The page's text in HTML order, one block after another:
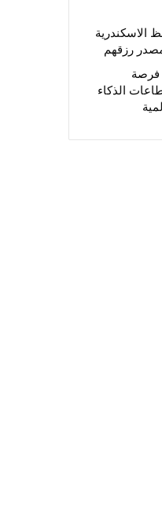
الاسكندرية
رزقهم
فرصة
الذكاء